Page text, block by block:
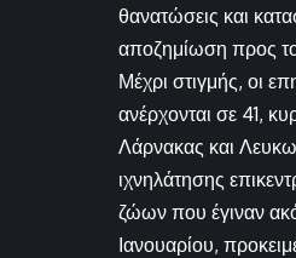
θανατώσεις και
αποζημίωση προς
Μέχρι στιγμής, οι
ανέρχονται σε 41,
Λάρνακας και
ιχνηλάτησης
ζώων που έγιναν
Ιανουαρίου,